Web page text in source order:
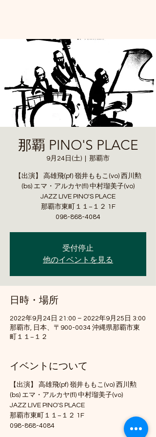
那覇 PINO'S PLACE
9月24日(土) 那覇市
【出演】 高雄飛(pf) 嶺井ももこ(vo) 西川勲
(bs) エマ・アルカヤ(fl) 中村瑠美子(vo)
JAZZ LIVE PINO'S PLACE
那覇市東町１１−１２ 1F
098-868-4084
受付停止
他のイベントを見る
日時・場所
2022年9月24日 21:00 – 2022年9月25日 3:00
那覇市, 日本、〒900-0034 沖縄県那覇市東
町１１−１２
イベントについて
【出演】 高雄飛(pf) 嶺井ももこ(vo) 西川勲
(bs) エマ・アルカヤ(fl) 中村瑠美子(vo)
JAZZ LIVE PINO'S PLACE
那覇市東町１１−１２ 1F
098-868-4084